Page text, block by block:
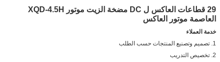
29 قطاعات العاكس ل DC مضخة الزيت موتور XQD-4.5H
العاصمة موتور العاكس
خدمة العملاء
1. تصميم وتصنيع المنتجات حسب الطلب
2. تخصيص التدريب